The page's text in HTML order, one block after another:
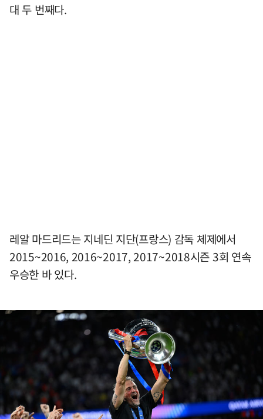
대 두 번째다.
레알 마드리드는 지네딘 지단(프랑스) 감독 체제에서
2015~2016, 2016~2017, 2017~2018시즌 3회 연속
우승한 바 있다.